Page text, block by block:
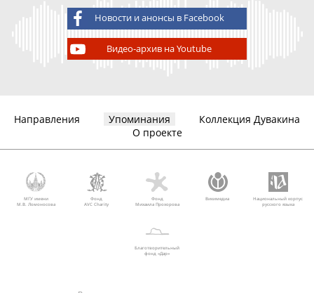
Новости и анонсы в Facebook
Видео-архив на Youtube
Направления Упоминания
Коллекция Дувакина
О проекте
МГУ имени
М.В. Ломоносова
Фонд
AVC Charity
Фонд
Михаила Прохорова
Викимедиа
Национальный корпус
русского языка
Благотворительный
фонд «Дар»